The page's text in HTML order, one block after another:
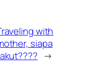
with
siapa
→